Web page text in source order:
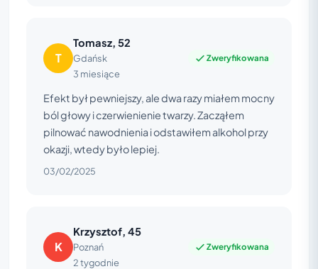
T
Tomasz, 52
Gdańsk
3 miesiące
Zweryfikowana
Efekt był pewniejszy, ale dwa razy miałem mocny
ból głowy i czerwienienie twarzy. Zacząłem
pilnować nawodnienia i odstawiłem alkohol przy
okazji, wtedy było lepiej.
03/02/2025
K
Krzysztof, 45
Poznań
2 tygodnie
Zweryfikowana